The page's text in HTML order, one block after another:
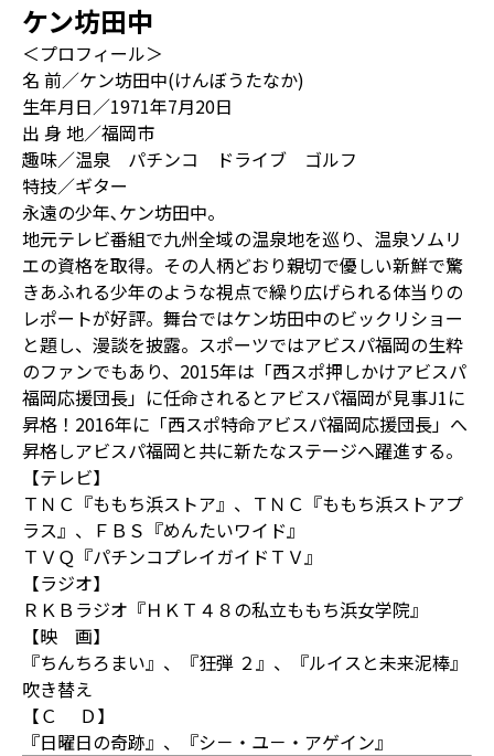
ケン坊田中
＜プロフィール＞
名 前／ケン坊田中(けんぼうたなか)
生年月日／1971年7月20日
出 身 地／福岡市
趣味／温泉 パチンコ ドライブ ゴルフ
特技／ギター
永遠の少年､ケン坊田中。
地元テレビ番組で九州全域の温泉地を巡り、温泉ソムリ
エの資格を取得。その人柄どおり親切で優しい新鮮で驚
きあふれる少年のような視点で繰り広げられる体当りの
レポートが好評。舞台ではケン坊田中のビックリショー
と題し、漫談を披露。スポーツではアビスパ福岡の生粋
のファンでもあり、2015年は「西スポ押しかけアビスパ
福岡応援団長」に任命されるとアビスパ福岡が見事J1に
昇格！2016年に「西スポ特命アビスパ福岡応援団長」へ
昇格しアビスパ福岡と共に新たなステージへ躍進する。
【テレビ】
ＴＮＣ『ももち浜ストア』、ＴＮＣ『ももち浜ストアプ
ラス』、ＦＢＳ『めんたいワイド』
ＴＶＱ『パチンコプレイガイドＴＶ』
【ラジオ】
ＲＫＢラジオ『ＨＫＴ４８の私立ももち浜女学院』
【映 画】
『ちんちろまい』、『狂弾 ２』、『ルイスと未来泥棒』
吹き替え
【Ｃ Ｄ】
『日曜日の奇跡』、『シ－・ユ－・アゲイン』